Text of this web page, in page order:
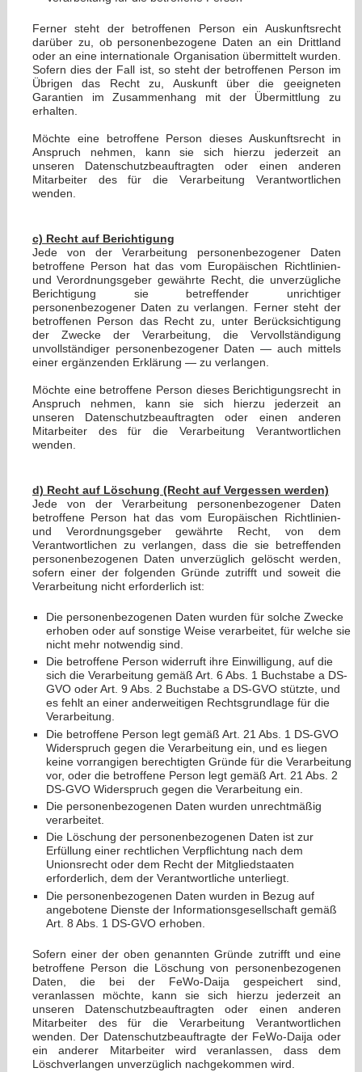
Ferner steht der betroffenen Person ein Auskunftsrecht
darüber zu, ob personenbezogene Daten an ein Drittland
oder an eine internationale Organisation übermittelt wurden.
Sofern dies der Fall ist, so steht der betroffenen Person im
Übrigen das Recht zu, Auskunft über die geeigneten
Garantien im Zusammenhang mit der Übermittlung zu
erhalten.
Möchte eine betroffene Person dieses Auskunftsrecht in
Anspruch nehmen, kann sie sich hierzu jederzeit an
unseren Datenschutzbeauftragten oder einen anderen
Mitarbeiter des für die Verarbeitung Verantwortlichen
wenden.
c) Recht auf Berichtigung
Jede von der Verarbeitung personenbezogener Daten
betroffene Person hat das vom Europäischen Richtlinien-
und Verordnungsgeber gewährte Recht, die unverzügliche
Berichtigung sie betreffender unrichtiger
personenbezogener Daten zu verlangen. Ferner steht der
betroffenen Person das Recht zu, unter Berücksichtigung
der Zwecke der Verarbeitung, die Vervollständigung
unvollständiger personenbezogener Daten — auch mittels
einer ergänzenden Erklärung — zu verlangen.
Möchte eine betroffene Person dieses Berichtigungsrecht in
Anspruch nehmen, kann sie sich hierzu jederzeit an
unseren Datenschutzbeauftragten oder einen anderen
Mitarbeiter des für die Verarbeitung Verantwortlichen
wenden.
d) Recht auf Löschung (Recht auf Vergessen werden)
Jede von der Verarbeitung personenbezogener Daten
betroffene Person hat das vom Europäischen Richtlinien-
und Verordnungsgeber gewährte Recht, von dem
Verantwortlichen zu verlangen, dass die sie betreffenden
personenbezogenen Daten unverzüglich gelöscht werden,
sofern einer der folgenden Gründe zutrifft und soweit die
Verarbeitung nicht erforderlich ist:
Die personenbezogenen Daten wurden für solche Zwecke
erhoben oder auf sonstige Weise verarbeitet, für welche sie
nicht mehr notwendig sind.
Die betroffene Person widerruft ihre Einwilligung, auf die
sich die Verarbeitung gemäß Art. 6 Abs. 1 Buchstabe a DS-
GVO oder Art. 9 Abs. 2 Buchstabe a DS-GVO stützte, und
es fehlt an einer anderweitigen Rechtsgrundlage für die
Verarbeitung.
Die betroffene Person legt gemäß Art. 21 Abs. 1 DS-GVO
Widerspruch gegen die Verarbeitung ein, und es liegen
keine vorrangigen berechtigten Gründe für die Verarbeitung
vor, oder die betroffene Person legt gemäß Art. 21 Abs. 2
DS-GVO Widerspruch gegen die Verarbeitung ein.
Die personenbezogenen Daten wurden unrechtmäßig
verarbeitet.
Die Löschung der personenbezogenen Daten ist zur
Erfüllung einer rechtlichen Verpflichtung nach dem
Unionsrecht oder dem Recht der Mitgliedstaaten
erforderlich, dem der Verantwortliche unterliegt.
Die personenbezogenen Daten wurden in Bezug auf
angebotene Dienste der Informationsgesellschaft gemäß
Art. 8 Abs. 1 DS-GVO erhoben.
Sofern einer der oben genannten Gründe zutrifft und eine
betroffene Person die Löschung von personenbezogenen
Daten, die bei der FeWo-Daija gespeichert sind,
veranlassen möchte, kann sie sich hierzu jederzeit an
unseren Datenschutzbeauftragten oder einen anderen
Mitarbeiter des für die Verarbeitung Verantwortlichen
wenden. Der Datenschutzbeauftragte der FeWo-Daija oder
ein anderer Mitarbeiter wird veranlassen, dass dem
Löschverlangen unverzüglich nachgekommen wird.